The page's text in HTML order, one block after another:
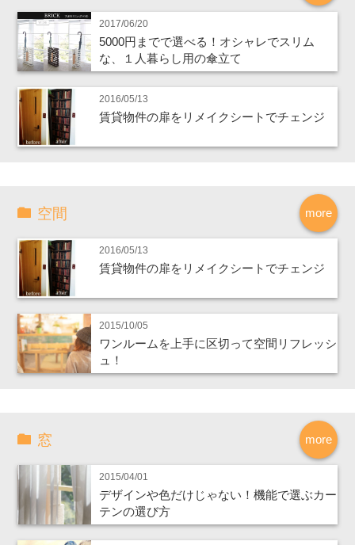
2017/06/20
5000円までで選べる！オシャレでスリム
な、１人暮らし用の傘立て
2016/05/13
賃貸物件の扉をリメイクシートでチェンジ
more
空間
2016/05/13
賃貸物件の扉をリメイクシートでチェンジ
2015/10/05
ワンルームを上手に区切って空間リフレッシ
ュ！
more
窓
2015/04/01
デザインや色だけじゃない！機能で選ぶカー
テンの選び方